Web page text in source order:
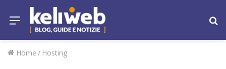
Menu
Home / Hosting